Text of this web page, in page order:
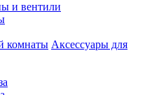
и вентили
Аксессуары для